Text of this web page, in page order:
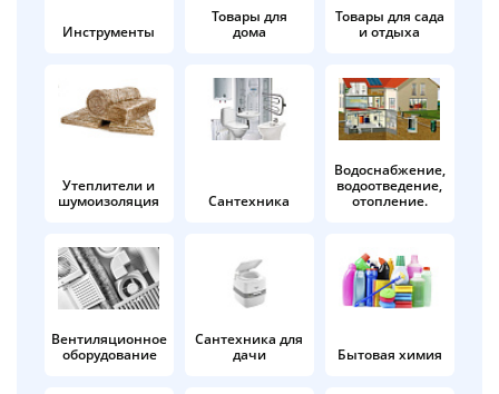
Инструменты
Товары для
дома
Товары для сада
и отдыха
Утеплители и
шумоизоляция
Сантехника
Водоснабжение,
водоотведение,
отопление.
Вентиляционное
оборудование
Сантехника для
дачи
Бытовая химия
Оплачивайте сегодня только
25% картой любого банка
Получайте товар
выбранный способом
Оставшиеся
% будут
по25%каждые 2 недели
Подробнее